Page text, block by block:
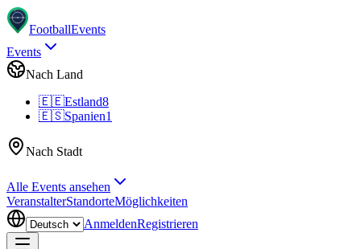
FootballEvents
Events
Nach Land
🇪🇪Estland8
🇪🇸Spanien1
Nach Stadt
Alle Events ansehen
VeranstalterStandorteMöglichkeiten
AnmeldenRegistrieren